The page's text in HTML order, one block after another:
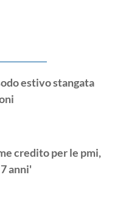
estivo stangata
credito per le pmi,
anni'